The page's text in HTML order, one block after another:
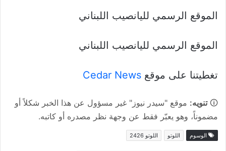
الموقع الرسمي لليانصيب اللبناني
الموقع الرسمي لليانصيب اللبناني
تغطيتنا على موقع Cedar News
🛈تنويه: موقع "سيدر نيوز" غير مسؤول عن هذا الخبر شكلاً أو
مضموناً، وهو يعبّر فقط عن وجهة نظر مصدره أو كاتبه.
الوسوم اللوتو اللوتو 2426